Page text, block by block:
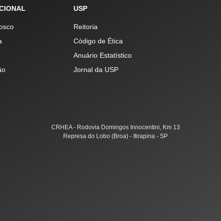
USP
Reitoria
Código de Ética
Anuário Estatístico
Jornal da USP
CRHEA - Rodovia Domingos Innocentini, Km 13
Represa do Lobo (Broa) - Itirapina - SP